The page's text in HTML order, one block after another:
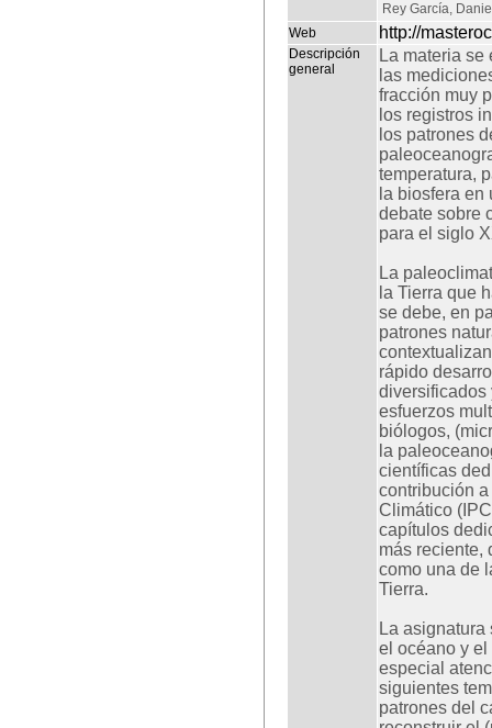
Rey García,
Web
http://
Descripción
general
La materia
las
fracción muy
los registros
los patrones
temperatura,
la biosfera
debate sobre
para el siglo
La
la Tierra que
se debe, en
patrones
rápido
diversificados
esfuerzos
biólogos,
la
científicas
contribución
Climático
capítulos
más reciente,
como una de
Tierra.
La
el océano y
especial
siguientes
patrones del